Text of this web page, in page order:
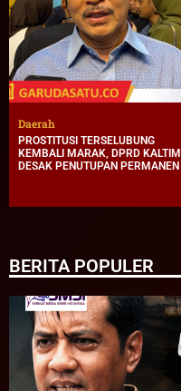
Daerah
PROSTITUSI TERSELUBUNG
KEMBALI MARAK, DPRD KALTIM
DESAK PENUTUPAN PERMANEN
BERITA POPULER